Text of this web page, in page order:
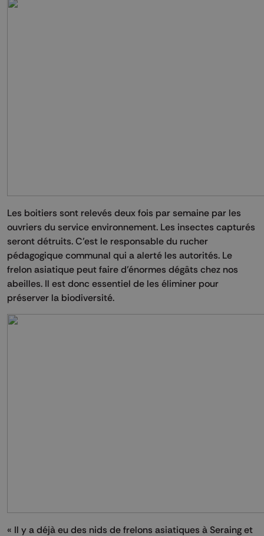
Les boitiers sont relevés deux fois par semaine par les
ouvriers du service environnement. Les insectes capturés
seront détruits. C’est le responsable du rucher
pédagogique communal qui a alerté les autorités. Le
frelon asiatique peut faire d’énormes dégâts chez nos
abeilles. Il est donc essentiel de les éliminer pour
préserver la biodiversité.
« Il y a déjà eu des nids de frelons asiatiques à Seraing et